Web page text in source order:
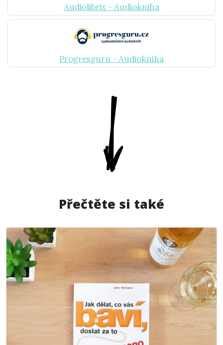
Audiolibrix - Audiokniha
Progresguru - Audiokniha
Přečtěte si také